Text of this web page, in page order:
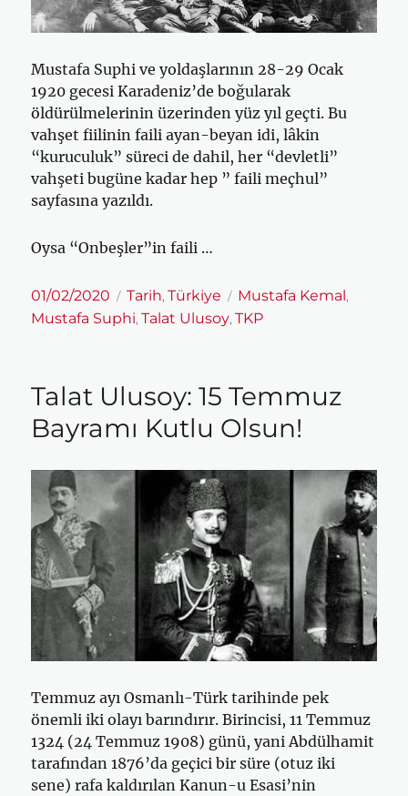
Mustafa Suphi ve yoldaşlarının 28-29 Ocak
1920 gecesi Karadeniz’de boğularak
öldürülmelerinin üzerinden yüz yıl geçti. Bu
vahşet fiilinin faili ayan-beyan idi, lâkin
“kuruculuk” süreci de dahil, her “devletli”
vahşeti bugüne kadar hep ” faili meçhul”
sayfasına yazıldı.
Oysa “Onbeşler”in faili …
Yayın
tarihi
01/02/2020 Kategoriler
Tarih,Türkiye Etiketler
Mustafa Kemal,
Mustafa Suphi,Talat Ulusoy,TKP
Talat Ulusoy: 15 Temmuz
Bayramı Kutlu Olsun!
Temmuz ayı Osmanlı-Türk tarihinde pek
önemli iki olayı barındırır. Birincisi, 11 Temmuz
1324 (24 Temmuz 1908) günü, yani Abdülhamit
tarafından 1876’da geçici bir süre (otuz iki
sene) rafa kaldırılan Kanun-u Esasi’nin